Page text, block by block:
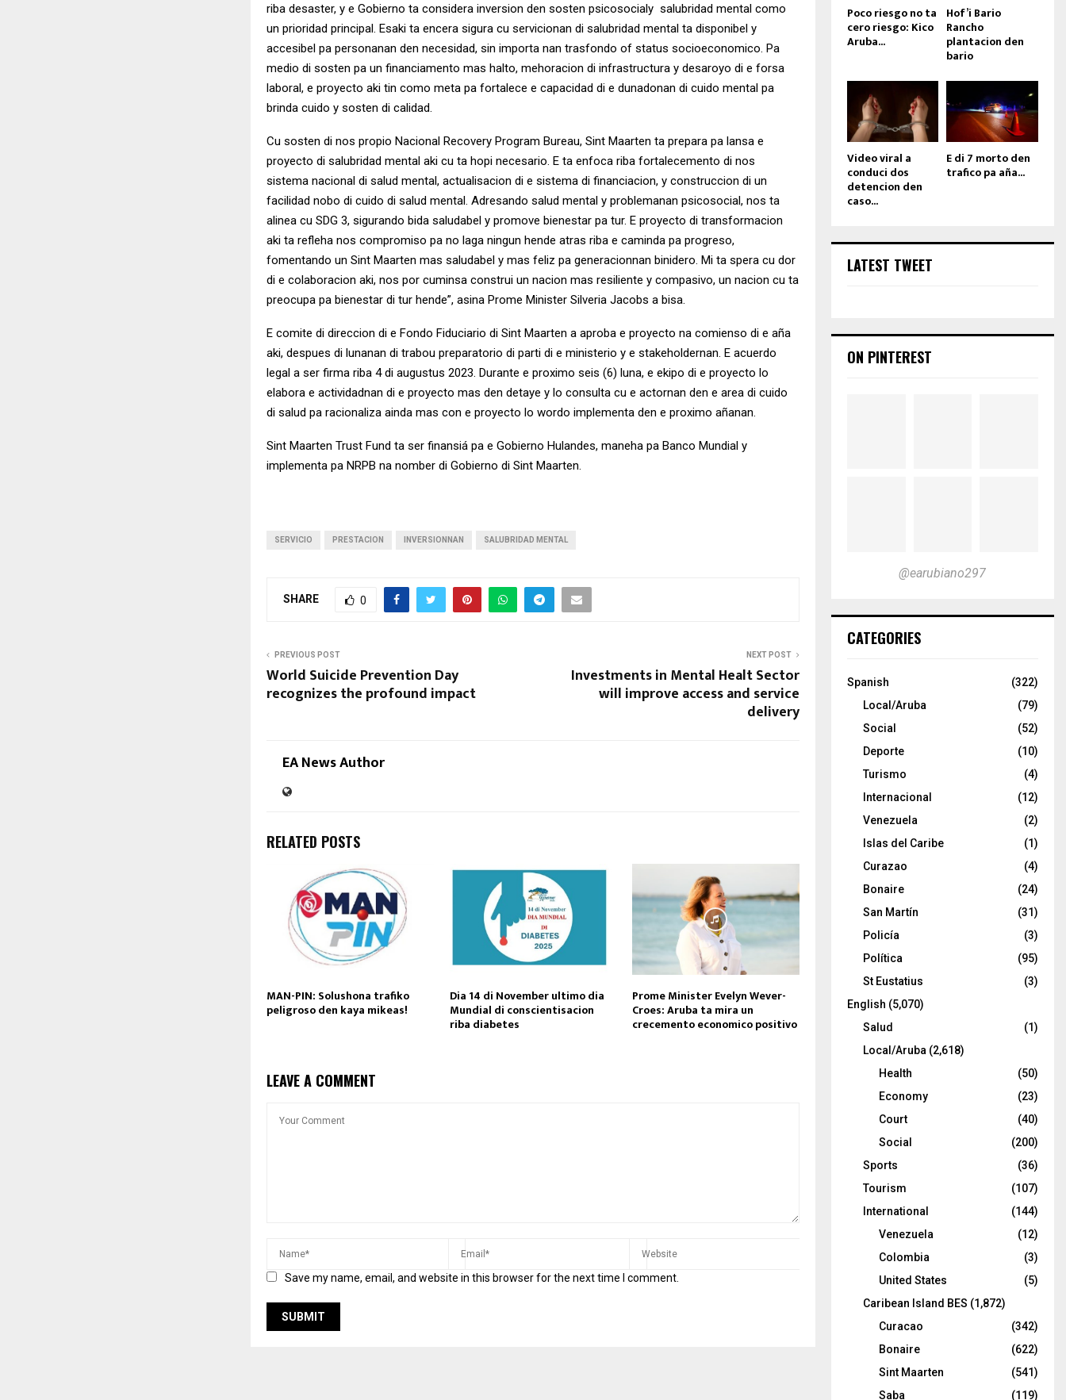
riba desaster, y e Gobierno ta considera inversion den sosten psicosocialy salubridad mental como
un prioridad principal. Esaki ta encera sigura cu servicionan di salubridad mental ta disponibel y
accesibel pa personanan den necesidad, sin importa nan trasfondo of status socioeconomico. Pa
medio di sosten pa un financiamento mas halto, mehoracion di infrastructura y desaroyo di e forsa
laboral, e proyecto aki tin como meta pa fortalece e capacidad di e dunadonan di cuido mental pa
brinda cuido y sosten di calidad.
Cu sosten di nos propio Nacional Recovery Program Bureau, Sint Maarten ta prepara pa lansa e
proyecto di salubridad mental aki cu ta hopi necesario. E ta enfoca riba fortalecemento di nos
sistema nacional di salud mental, actualisacion di e sistema di financiacion, y construccion di un
facilidad nobo di cuido di salud mental. Adresando salud mental y problemanan psicosocial, nos ta
alinea cu SDG 3, sigurando bida saludabel y promove bienestar pa tur. E proyecto di transformacion
aki ta refleha nos compromiso pa no laga ningun hende atras riba e caminda pa progreso,
fomentando un Sint Maarten mas saludabel y mas feliz pa generacionnan binidero. Mi ta spera cu dor
di e colaboracion aki, nos por cuminsa construi un nacion mas resiliente y compasivo, un nacion cu ta
preocupa pa bienestar di tur hende”, asina Prome Minister Silveria Jacobs a bisa.
E comite di direccion di e Fondo Fiduciario di Sint Maarten a aproba e proyecto na comienso di e aña
aki, despues di lunanan di trabou preparatorio di parti di e ministerio y e stakeholdernan. E acuerdo
legal a ser firma riba 4 di augustus 2023. Durante e proximo seis (6) luna, e ekipo di e proyecto lo
elabora e actividadnan di e proyecto mas den detaye y lo consulta cu e actornan den e area di cuido
di salud pa racionaliza ainda mas con e proyecto lo wordo implementa den e proximo añanan.
Sint Maarten Trust Fund ta ser finansiá pa e Gobierno Hulandes, maneha pa Banco Mundial y
implementa pa NRPB na nomber di Gobierno di Sint Maarten.
SERVICIO PRESTACION INVERSIONNAN SALUBRIDAD MENTAL
SHARE 0
PREVIOUS POST
World Suicide Prevention Day
recognizes the profound impact
NEXT POST
Investments in Mental Healt Sector
will improve access and service
delivery
EA News Author
RELATED POSTS
MAN-PIN: Solushona trafiko
peligroso den kaya mikeas!
Dia 14 di November ultimo dia
Mundial di conscientisacion
riba diabetes
Prome Minister Evelyn Wever-
Croes: Aruba ta mira un
crecemento economico positivo
LEAVE A COMMENT
Save my name, email, and website in this browser for the next time I comment.
Poco riesgo no ta
cero riesgo: Kico
Aruba...
Hof’i Bario
Rancho
plantacion den
bario
Video viral a
conduci dos
detencion den
caso...
E di 7 morto den
trafico pa aña...
LATEST TWEET
ON PINTEREST
@earubiano297
CATEGORIES
Spanish
(322)
Local/Aruba
(79)
Social
(52)
Deporte
(10)
Turismo
(4)
Internacional
(12)
Venezuela
(2)
Islas del Caribe
(1)
Curazao
(4)
Bonaire
(24)
San Martín
(31)
Policía
(3)
Política
(95)
St Eustatius
(3)
English (5,070)
Salud
(1)
Local/Aruba (2,618)
Health
(50)
Economy
(23)
Court
(40)
Social
(200)
Sports
(36)
Tourism
(107)
International
(144)
Venezuela
(12)
Colombia
(3)
United States
(5)
Caribean Island BES (1,872)
Curacao
(342)
Bonaire
(622)
Sint Maarten
(541)
Saba
(119)